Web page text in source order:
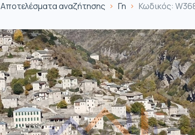
Αποτελέσματα αναζήτησης Γη Κωδικός: